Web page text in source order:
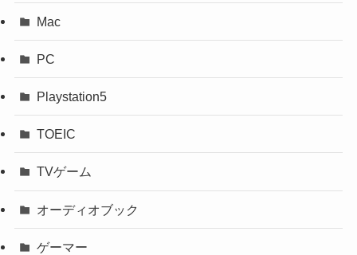
Mac
PC
Playstation5
TOEIC
TVゲーム
オーディオブック
ゲーマー